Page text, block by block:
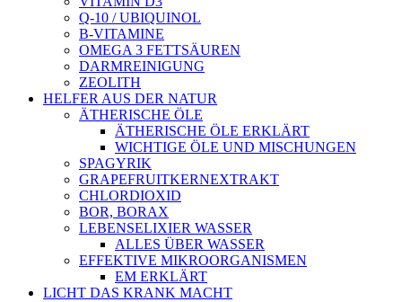
Q-10 / UBIQUINOL
B-VITAMINE
OMEGA 3 FETTSÄUREN
DARMREINIGUNG
ZEOLITH
HELFER AUS DER NATUR
ÄTHERISCHE ÖLE
ÄTHERISCHE ÖLE ERKLÄRT
WICHTIGE ÖLE UND MISCHUNGEN
SPAGYRIK
GRAPEFRUITKERNEXTRAKT
CHLORDIOXID
BOR, BORAX
LEBENSELIXIER WASSER
ALLES ÜBER WASSER
EFFEKTIVE MIKROORGANISMEN
EM ERKLÄRT
LICHT DAS KRANK MACHT